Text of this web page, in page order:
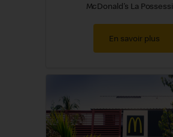
McDonald's La
En savoir plus